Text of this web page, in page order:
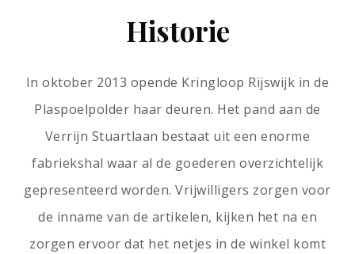
Historie
In oktober 2013 opende Kringloop Rijswijk in de
Plaspoelpolder haar deuren. Het pand aan de
Verrijn Stuartlaan bestaat uit een enorme
fabriekshal waar al de goederen overzichtelijk
gepresenteerd worden. Vrijwilligers zorgen voor
de inname van de artikelen, kijken het na en
zorgen ervoor dat het netjes in de winkel komt